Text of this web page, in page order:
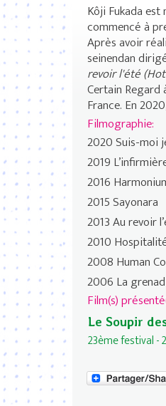
Kôji Fukada
commencé à
Après avoir
seinendan
revoir l'été
Certain Regard
France. En
Filmographie:
2020 Suis-moi
2019
2016
2015 Sayonara
2013 Au revoir
2010
2008 Human
2006 La
Film(s)
Le Soupir
23ème festival -